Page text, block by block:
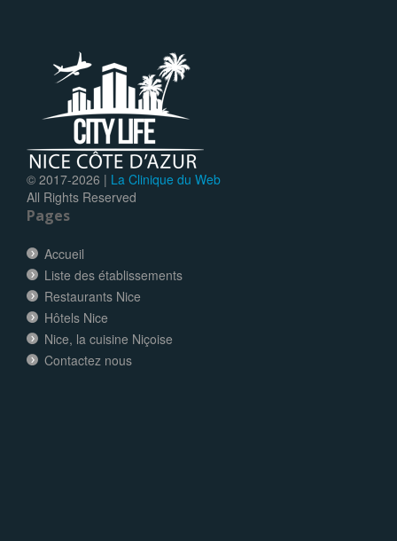
© 2017-2026 | La Clinique du Web
All Rights Reserved
Pages
Accueil
Liste des établissements
Restaurants Nice
Hôtels Nice
Nice, la cuisine Niçoise
Contactez nous